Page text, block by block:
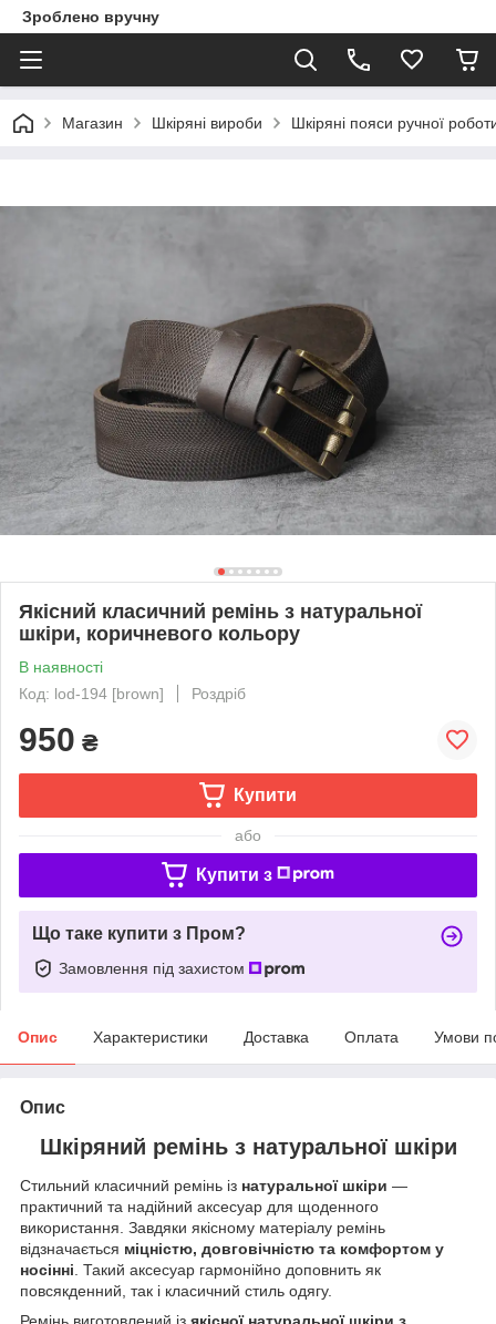
Зроблено вручну
Магазин Шкіряні вироби Шкіряні пояси ручної
Якісний класичний ремінь з натуральної
шкіри, коричневого кольору
В наявності
Код: lod-194 [brown]
Роздріб
950 ₴
Купити
або
Купити з
Що таке купити з Пром?
Замовлення під захистом
Опис Характеристики Доставка Оплата Умови
Опис
Шкіряний ремінь з натуральної шкіри
Стильний класичний ремінь із натуральної шкіри —
практичний та надійний аксесуар для щоденного
використання. Завдяки якісному матеріалу ремінь
відзначається міцністю, довговічністю та комфортом у
носінні. Такий аксесуар гармонійно доповнить як
повсякденний, так і класичний стиль одягу.